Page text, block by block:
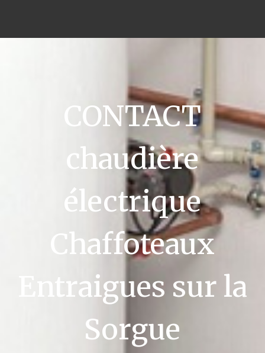
CONTACT
chaudière
électrique
Chaffoteaux
Entraigues sur la
Sorgue